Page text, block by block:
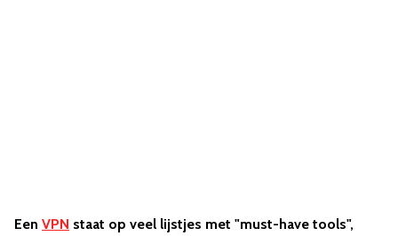
Een VPN staat op veel lijstjes met "must-have tools",